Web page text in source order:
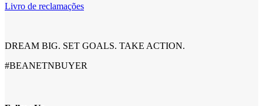
Livro de reclamações
DREAM BIG. SET GOALS. TAKE ACTION.
#BEANETNBUYER